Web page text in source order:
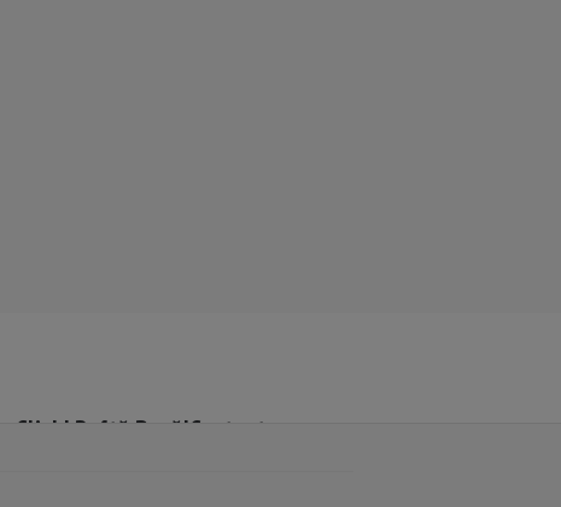
Click! Poftă Bună!Contact